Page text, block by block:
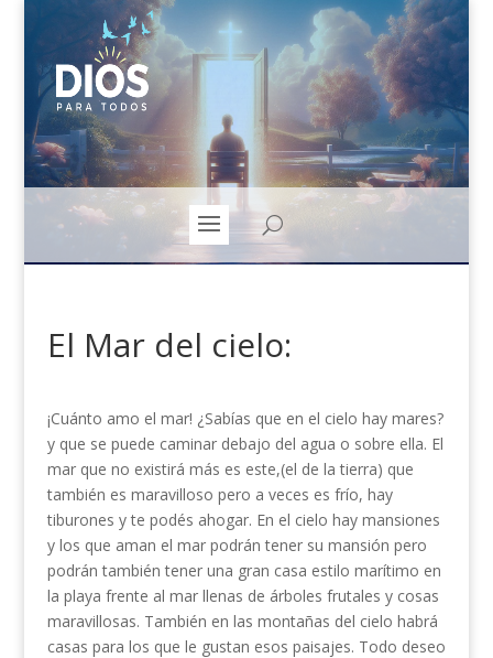
El Mar del cielo:
¡Cuánto amo el mar! ¿Sabías que en el cielo hay mares?
y que se puede caminar debajo del agua o sobre ella. El
mar que no existirá más es este,(el de la tierra) que
también es maravilloso pero a veces es frío, hay
tiburones y te podés ahogar. En el cielo hay mansiones
y los que aman el mar podrán tener su mansión pero
podrán también tener una gran casa estilo marítimo en
la playa frente al mar llenas de árboles frutales y cosas
maravillosas. También en las montañas del cielo habrá
casas para los que le gustan esos paisajes. Todo deseo